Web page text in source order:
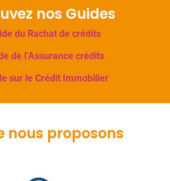
nos Guides
du Rachat de crédits
de l’Assurance crédits
sur le Crédit Immobilier
nous proposons